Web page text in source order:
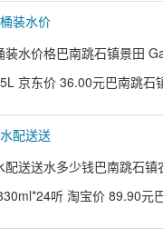
装水价
装水价格巴南跳石镇景田
京东价 36.00元巴南跳石
配送送
配送送水多少钱巴南跳石
听 淘宝价 89.90元